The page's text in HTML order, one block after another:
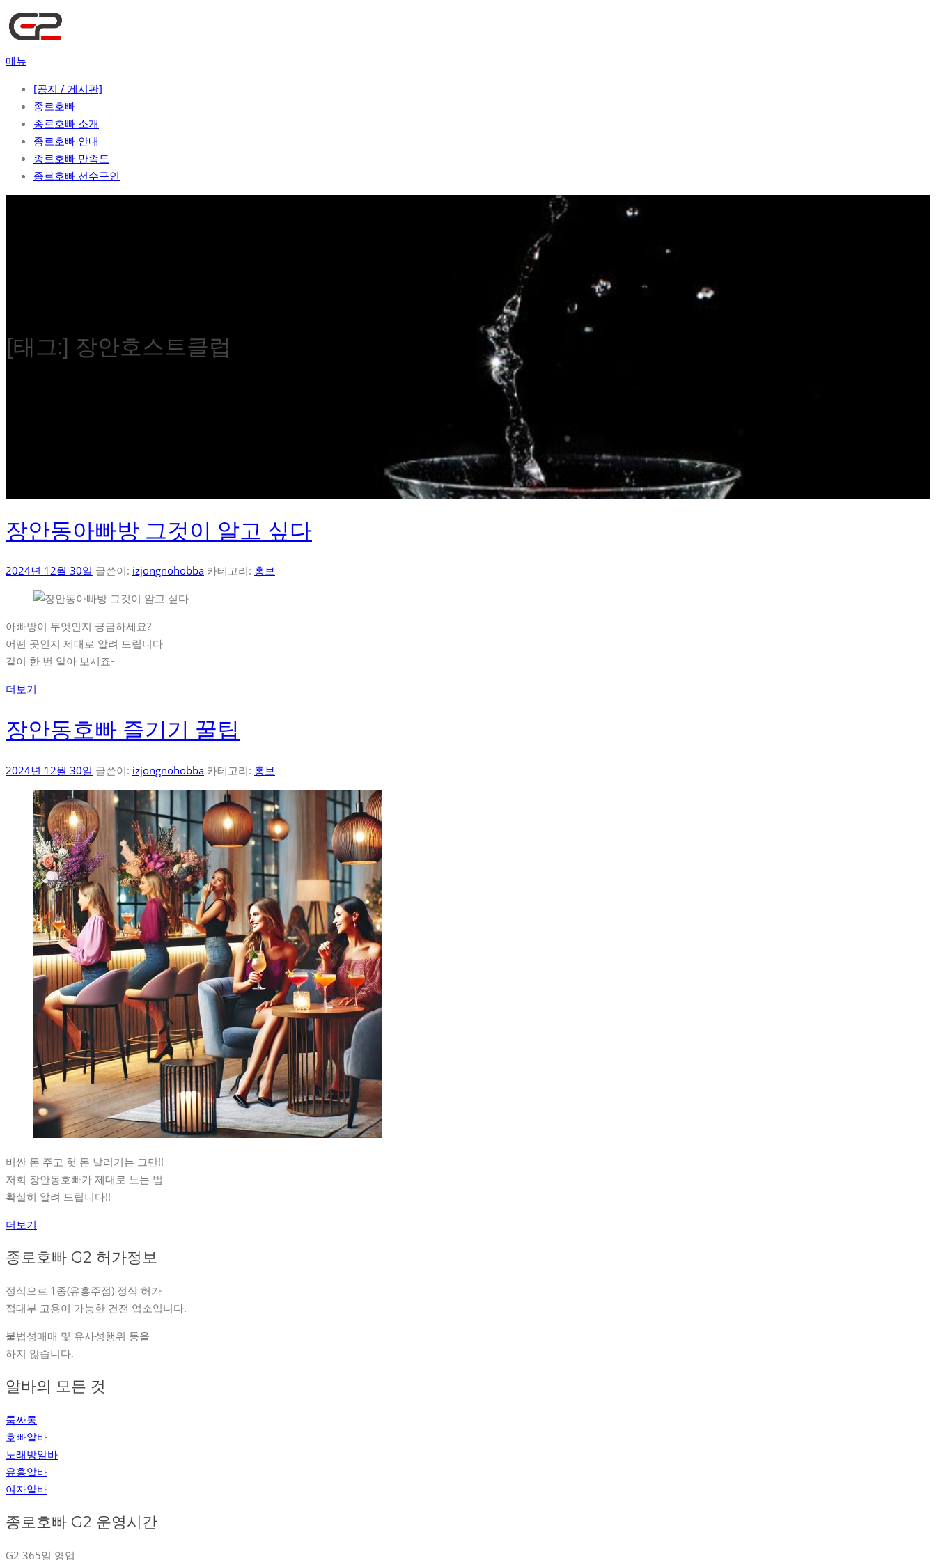
콘
텐
로
메뉴
[공지 / 게시판]
종로호빠
종로호빠 소개
종로호빠 안내
종로호빠 만족도
종로호빠 선수구인
[태그:] 장안호스트클럽
장안동아빠방 그것이 알고 싶다
2024년 12월 30일 글쓴이: izjongnohobba 카테고리: 홍보
아빠방이 무엇인지 궁금하세요?
어떤 곳인지 제대로 알려 드립니다
같이 한 번 알아 보시죠~
더보기
장안동호빠 즐기기 꿀팁
2024년 12월 30일 글쓴이: izjongnohobba 카테고리: 홍보
비싼 돈 주고 헛 돈 날리기는 그만!!
저희 장안동호빠가 제대로 노는 법
확실히 알려 드립니다!!
더보기
종로호빠 G2 허가정보
정식으로 1종(유흥주점) 정식 허가
접대부 고용이 가능한 건전 업소입니다.
불법성매매 및 유사성행위 등을
하지 않습니다.
알바의 모든 것
룸싸롱
호빠알바
노래방알바
유흥알바
여자알바
종로호빠 G2 운영시간
G2 365일 영업